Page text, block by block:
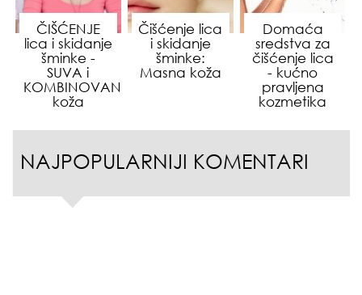
ČIŠĆENJE
lica i skidanje
šminke -
SUVA i
KOMBINOVANA
koža
Čišćenje lica
i skidanje
šminke:
Masna koža
Domaća
sredstva za
čišćenje lica
- kućno
pravljena
kozmetika
NAJPOPULARNIJI KOMENTARI